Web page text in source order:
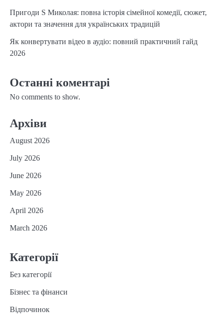
Пригоди S Миколая: повна історія сімейної комедії, сюжет,
актори та значення для українських традицій
Як конвертувати відео в аудіо: повний практичний гайд
2026
Останні коментарі
No comments to show.
Архіви
August 2026
July 2026
June 2026
May 2026
April 2026
March 2026
Категорії
Без категорії
Бізнес та фінанси
Відпочинок